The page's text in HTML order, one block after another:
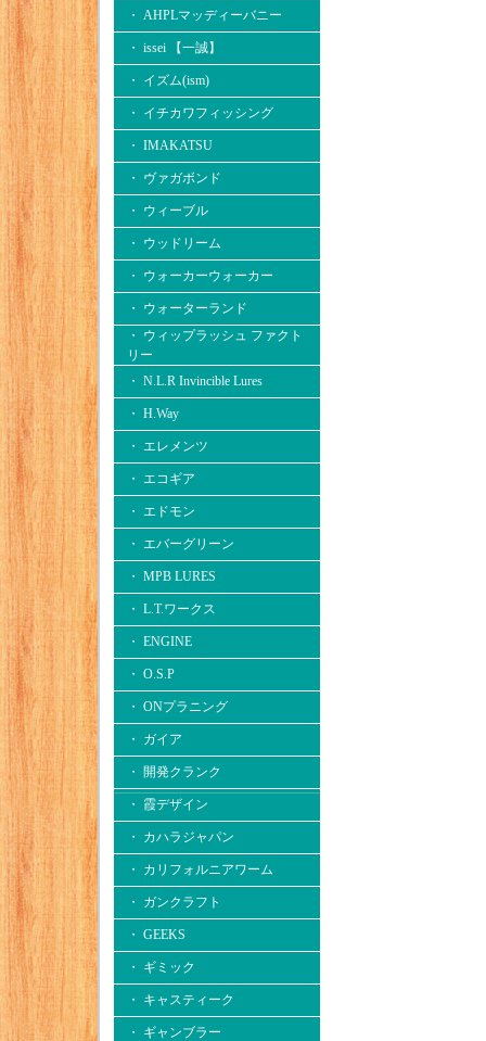
・ AHPLマッディーバニー
・ issei 【一誠】
・ イズム(ism)
・ イチカワフィッシング
・ IMAKATSU
・ ヴァガボンド
・ ウィーブル
・ ウッドリーム
・ ウォーカーウォーカー
・ ウォーターランド
・ ウィップラッシュ ファクト
リー
・ N.L.R Invincible Lures
・ H.Way
・ エレメンツ
・ エコギア
・ エドモン
・ エバーグリーン
・ MPB LURES
・ L.T.ワークス
・ ENGINE
・ O.S.P
・ ONプラニング
・ ガイア
・ 開発クランク
・ 霞デザイン
・ カハラジャパン
・ カリフォルニアワーム
・ ガンクラフト
・ GEEKS
・ ギミック
・ キャスティーク
・ ギャンブラー